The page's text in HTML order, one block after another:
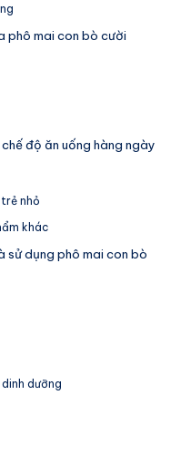
phô mai con bò cười
độ ăn uống hàng ngày
nhỏ
khác
sử dụng phô mai con bò
dưỡng